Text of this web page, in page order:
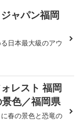
ャパン福岡
日本最大級のアウ
レスト 福岡
色／福岡県
春の景色と恐竜の